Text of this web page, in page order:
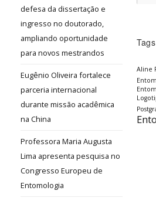
defesa da dissertação e
ingresso no doutorado,
ampliando oportunidade
para novos mestrandos
Eugênio Oliveira fortalece
parceria internacional
durante missão acadêmica
na China
Professora Maria Augusta
Lima apresenta pesquisa no
Congresso Europeu de
Entomologia
Tags
Aline